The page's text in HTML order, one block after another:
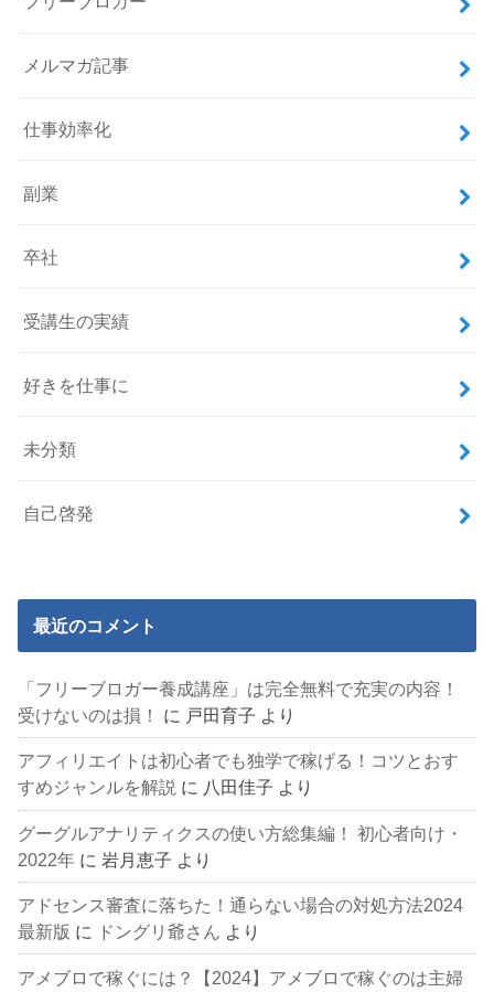
メルマガ記事
仕事効率化
副業
卒社
受講生の実績
好きを仕事に
未分類
自己啓発
最近のコメント
「フリーブロガー養成講座」は完全無料で充実の内容！
受けないのは損！
に 戸田育子 より
アフィリエイトは初心者でも独学で稼げる！コツとおす
すめジャンルを解説 に 八田佳子 より
グーグルアナリティクスの使い方総集編！ 初心者向け・
2022年 に岩月恵子 より
アドセンス審査に落ちた！通らない場合の対処方法2024
最新版 に ドングリ爺さん より
アメブロで稼ぐには？【2024】アメブロで稼ぐのは主婦